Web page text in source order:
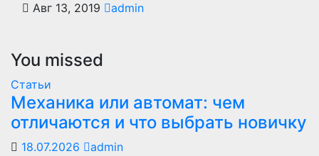
Авг 13, 2019 admin
You missed
Статьи
Механика или автомат: чем
отличаются и что выбрать новичку
18.07.2026
admin